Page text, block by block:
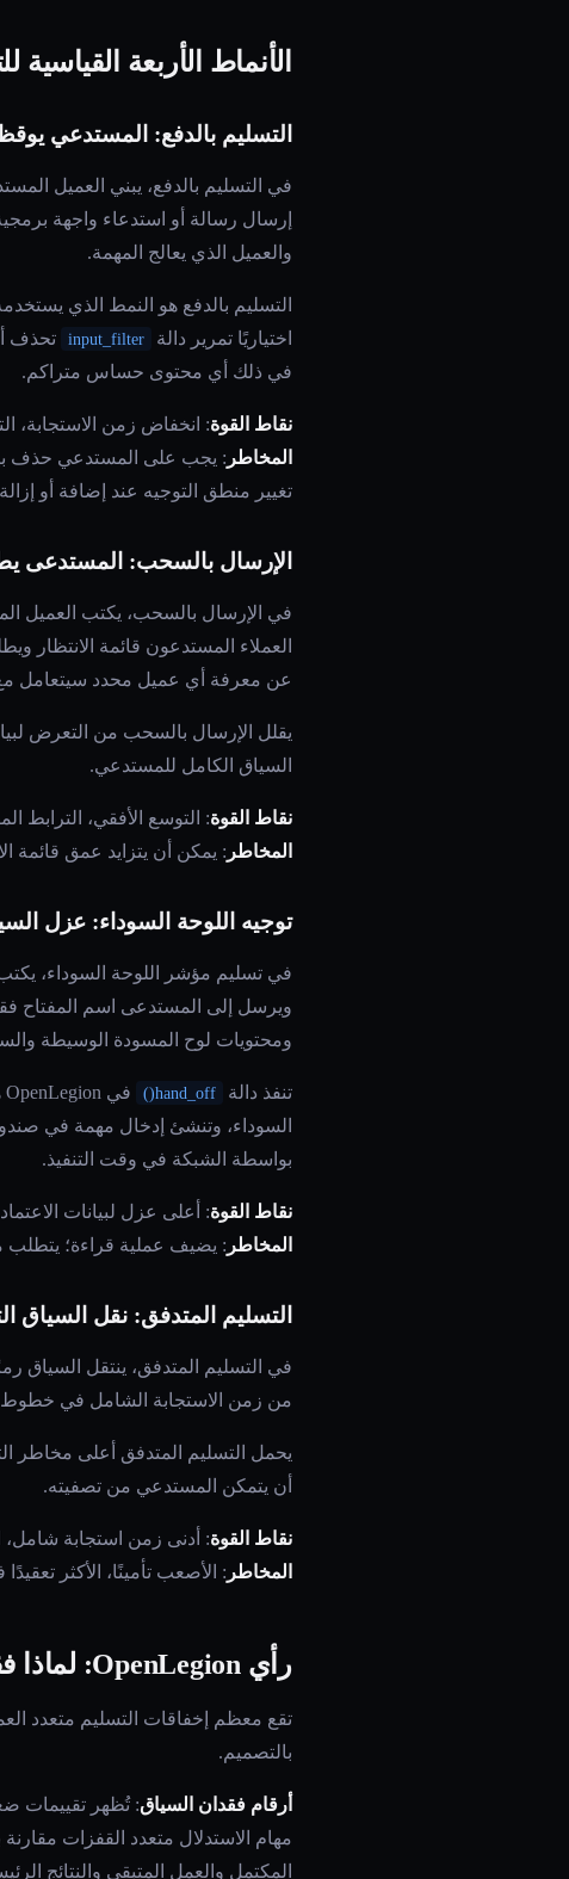
الأنماط الأربعة القياسية
التسليم بالدفع: المستدعي
في التسليم بالدفع، يبني العميل
إرسال رسالة أو استدعاء واجهة
والعميل الذي يعالج المهمة.
التسليم بالدفع هو النمط الذي
اختياريًا تمرير دالة
input_filter تحذف
في ذلك أي محتوى حساس متراكم.
نقاط القوة: انخفاض زمن الاستجابة،
المخاطر : يجب على المستدعي حذف
تغيير منطق التوجيه عند إضافة أو
الإرسال بالسحب: المستدعى
في الإرسال بالسحب، يكتب العميل
العملاء المستدعون قائمة الانتظار
عن معرفة أي عميل محدد سيتعامل
يقلل الإرسال بالسحب من التعرض
السياق الكامل للمستدعي.
نقاط القوة: التوسع الأفقي، الترابط
المخاطر : يمكن أن يتزايد عمق قائمة
توجيه اللوحة السوداء: عزل
في تسليم مؤشر اللوحة السوداء،
ويرسل إلى المستدعى اسم المفتاح
ومحتويات لوح المسودة الوسيطة
تنفذ دالة hand_off() في OpenLegion هذا النمط بشكل أصلي: تكتب بيانات الإخراج في
بواسطة الشبكة في وقت التنفيذ.
نقاط القوة: أعلى عزل لبيانات
المخاطر : يضيف عملية قراءة؛
التسليم المتدفق: نقل السياق
في التسليم المتدفق، ينتقل السياق
من زمن الاستجابة الشامل في خطوط
يحمل التسليم المتدفق أعلى مخاطر
أن يتمكن المستدعي من تصفيته.
نقاط القوة: أدنى زمن استجابة شامل،
المخاطر : الأصعب تأمينًا، الأكثر
رأي OpenLegion: لماذا فقدان السياق وتسريب بيانات الاعتماد هما الأخطاء الحقيقية للتسليم
تقع معظم إخفاقات التسليم متعدد
بالتصميم.
أرقام فقدان السياق
مهام الاستدلال متعدد القفزات
المكتمل والعمل المتبقي والنتائج